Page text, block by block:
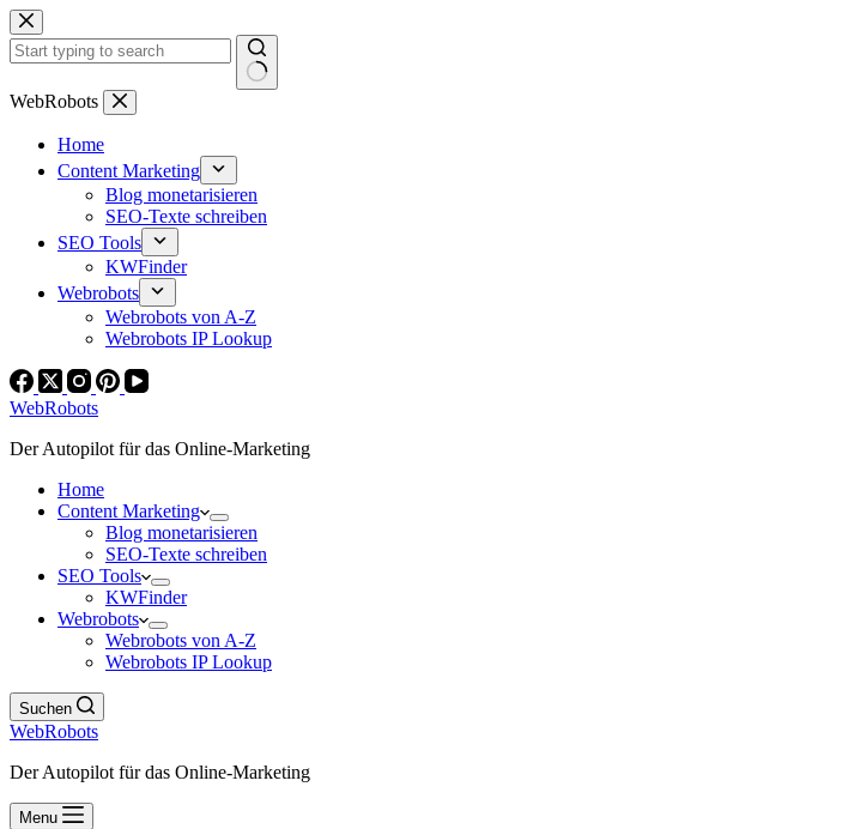
Zum
Inhalt
springen
Keine
WebRobots
Home
Content Marketing
Blog monetarisieren
SEO-Texte schreiben
SEO Tools
KWFinder
Webrobots
Webrobots von A-Z
Webrobots IP Lookup
WebRobots
Der Autopilot für das Online-Marketing
Home
Content Marketing
Blog monetarisieren
SEO-Texte schreiben
SEO Tools
KWFinder
Webrobots
Webrobots von A-Z
Webrobots IP Lookup
Suchen
WebRobots
Der Autopilot für das Online-Marketing
Menu